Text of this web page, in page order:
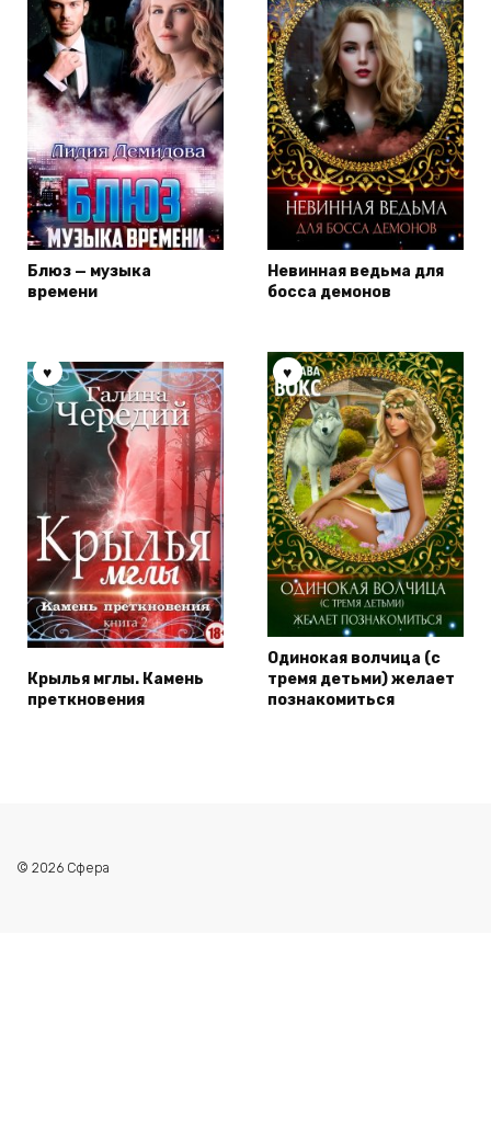
Блюз — музыка
времени
Невинная ведьма для
босса демонов
Крылья мглы. Камень
преткновения
Одинокая волчица (с
тремя детьми) желает
познакомиться
© 2026 Сфера